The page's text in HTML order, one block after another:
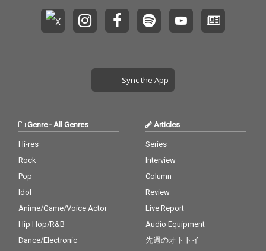
Sync the App
Genre-All Genres
Hi-res
Rock
Pop
Idol
Anime/Game/Voice Actor
Hip Hop/R&B
Dance/Electronic
Articles
Series
Interview
Column
Review
Live Report
Audio Equipment
先週のオトトイ